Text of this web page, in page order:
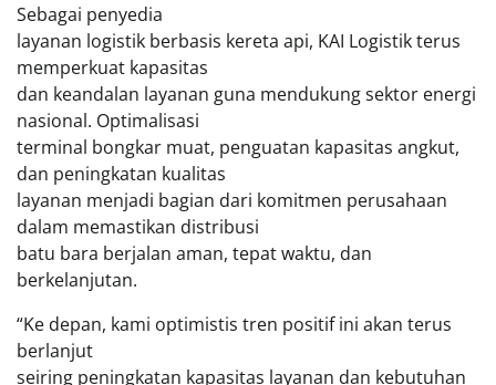
Sebagai penyedia
layanan logistik berbasis kereta api, KAI Logistik terus
memperkuat kapasitas
dan keandalan layanan guna mendukung sektor energi
nasional. Optimalisasi
terminal bongkar muat, penguatan kapasitas angkut,
dan peningkatan kualitas
layanan menjadi bagian dari komitmen perusahaan
dalam memastikan distribusi
batu bara berjalan aman, tepat waktu, dan
berkelanjutan.
“Ke depan, kami optimistis tren positif ini akan terus
berlanjut
seiring peningkatan kapasitas layanan dan kebutuhan